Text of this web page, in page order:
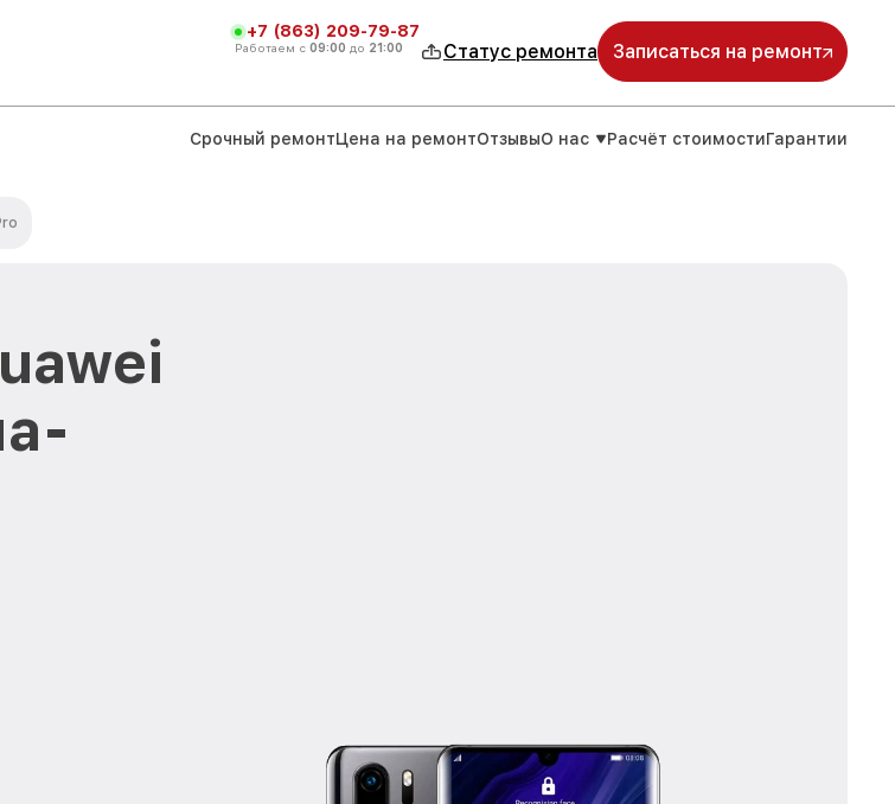
+7 (863) 209-79-87
Работаем с 09:00 до 21:00 Статус ремонта Записаться на ремонт
Срочный ремонтЦена на ремонтОтзывыО нас Расчёт стоимостиГарантии